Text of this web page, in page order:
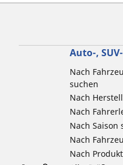
Auto-,
Nach
suchen
Nach
Nach
Nach Saison
Nach
Nach